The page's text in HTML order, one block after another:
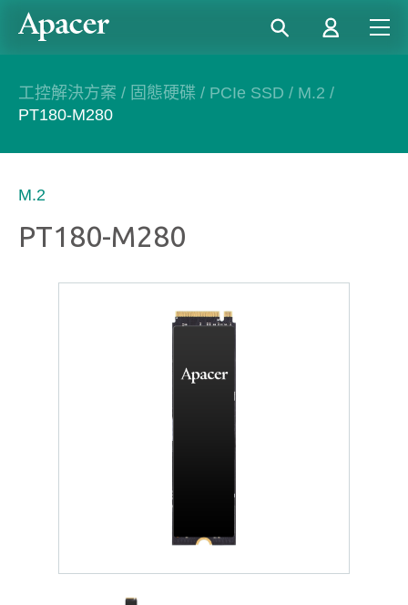
工控解決方案 / 固態硬碟 / PCIe SSD / M.2 /
PT180-M280
M.2
PT180-M280